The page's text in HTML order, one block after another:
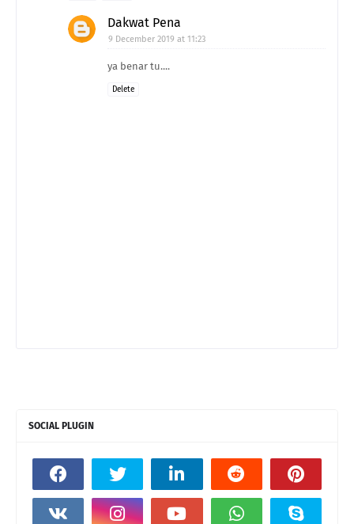
Dakwat Pena
9 December 2019 at 11:23
ya benar tu....
Delete
SOCIAL PLUGIN